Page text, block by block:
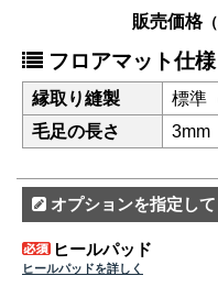
販売価格
フロアマット仕様
縁取り縫製
標準
毛足の長さ
3mm
オプションを指定して
ヒールパッド
ヒールパッドを詳しく